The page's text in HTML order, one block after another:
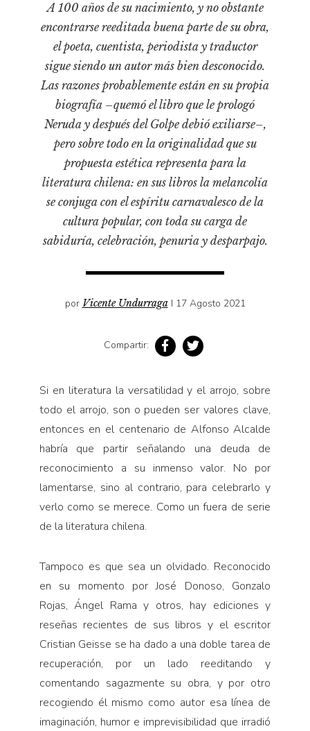
Libros usados
Literatura
Medioambiente
Narrativas visuales
Pensamiento
Pensamiento ilustrado
Personaje
Personajes secundarios
Turismo accidental
A 100 años de su nacimiento, y no obstante
encontrarse reeditada buena parte de su obra,
el poeta, cuentista, periodista y traductor
sigue siendo un autor más bien desconocido.
Las razones probablemente están en su propia
biografía –quemó el libro que le prologó
Neruda y después del Golpe debió exiliarse–,
pero sobre todo en la originalidad que su
propuesta estética representa para la
literatura chilena: en sus libros la melancolía
se conjuga con el espíritu carnavalesco de la
cultura popular, con toda su carga de
sabiduría, celebración, penuria y desparpajo.
por Vicente Undurraga I 17 Agosto 2021
Compartir:
Si en literatura la versatilidad y el arrojo, sobre
todo el arrojo, son o pueden ser valores clave,
entonces en el centenario de Alfonso Alcalde
habría que partir señalando una deuda de
reconocimiento a su inmenso valor. No por
lamentarse, sino al contrario, para celebrarlo y
verlo como se merece. Como un fuera de serie
de la literatura chilena.
Tampoco es que sea un olvidado. Reconocido
en su momento por José Donoso, Gonzalo
Rojas, Ángel Rama y otros, hay ediciones y
reseñas recientes de sus libros y el escritor
Cristian Geisse se ha dado a una doble tarea de
recuperación, por un lado reeditando y
comentando sagazmente su obra, y por otro
recogiendo él mismo como autor esa línea de
imaginación, humor e imprevisibilidad que irradió